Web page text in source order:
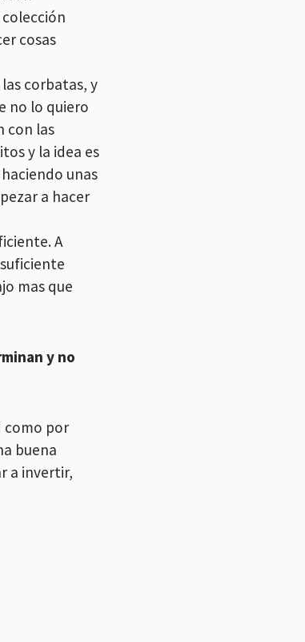
cosas
corbatas, y
no lo quiero
con las
y la idea es
unas
a hacer
A
mas que
y no
como por
buena
a invertir,